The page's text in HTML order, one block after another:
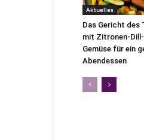
Aktuelles
Das Gericht des
mit Zitronen-
Gemüse für ein
Abendessen